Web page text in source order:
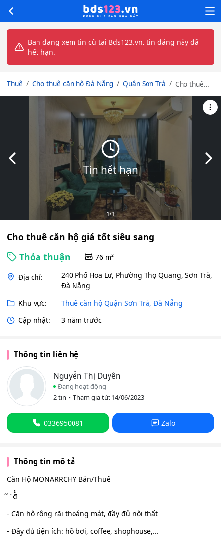
Bạn đang xem tin cũ tại Bds123.vn, tin đăng này đã
hết hạn.
Thuê Cho thuê căn hộ Đà Nẵng Quận Sơn Trà
Cho thuê
sang
Tin hết hạn
Slide trước
1/1
Cho thuê căn hộ giá tốt siêu sang
Thỏa thuận
76 m²
Địa chỉ:
240 Phố Hoa Lư, Phường Thọ Quang, Sơn Trà,
Đà Nẵng
Khu vực:
Thuê căn hộ Quận Sơn Trà, Đà Nẵng
Cập nhật:
3 năm trước
Thông tin liên hệ
Nguyễn Thị Duyên
Đang hoạt động
2 tin
Tham gia từ: 14/06/2023
0336950081 Zalo
Thông tin mô tả
Căn Hộ MONARRCHY Bán/Thuê
̛́ ́ ̛ đ̂̉
- Căn hộ rộng rãi thoáng mát, đầy đủ nội thất
- Đầy đủ tiện ích: hồ bơi, coffee, shophouse,...